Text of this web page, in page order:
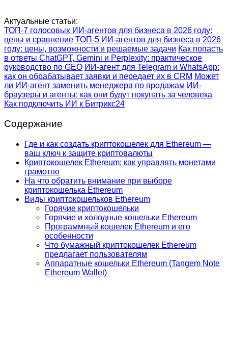
Актуальные статьи:
ТОП-7 голосовых ИИ-агентов для бизнеса в 2026 году:
цены и сравнение ТОП-5 ИИ-агентов для бизнеса в 2026
году: цены, возможности и решаемые задачи Как попасть
в ответы ChatGPT, Gemini и Perplexity: практическое
руководство по GEO ИИ-агент для Telegram и WhatsApp:
как он обрабатывает заявки и передает их в CRM Может
ли ИИ-агент заменить менеджера по продажам ИИ-
браузеры и агенты: как они будут покупать за человека
Как подключить ИИ к Битрикс24
Содержание
Где и как создать криптокошелек для Ethereum —
ваш ключ к защите криптовалюты
Криптокошелек Ethereum: как управлять монетами
грамотно
На что обратить внимание при выборе
криптокошелька Ethereum
Виды криптокошельков Ethereum
Горячие криптокошельки
Горячие и холодные кошельки Ethereum
Программный кошелек Ethereum и его
особенности
Что бумажный криптокошелек Ethereum
предлагает пользователям
Аппаратные кошельки Ethereum (Tangem Note
Ethereum Wallet)